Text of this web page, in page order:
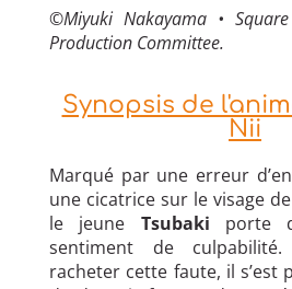
©Miyuki Nakayama •
Production Committee.
Synopsis de
Nii
Marqué par une erreur
une cicatrice sur le visage
le jeune Tsubaki porte
sentiment de
racheter cette faute, il s’est